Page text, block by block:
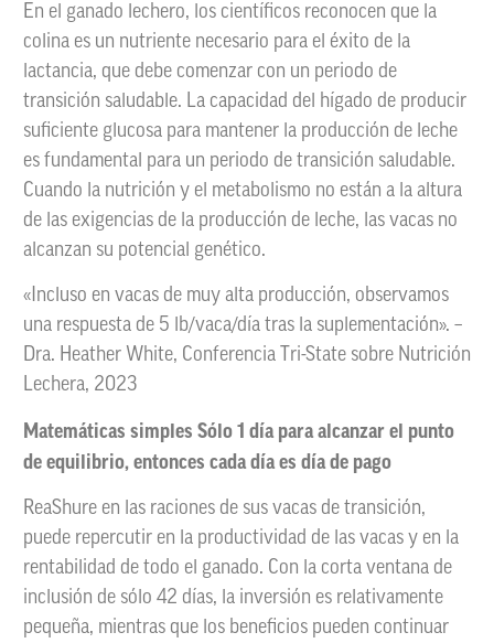
En el ganado lechero, los científicos reconocen que la
colina es un nutriente necesario para el éxito de la
lactancia, que debe comenzar con un periodo de
transición saludable. La capacidad del hígado de producir
suficiente glucosa para mantener la producción de leche
es fundamental para un periodo de transición saludable.
Cuando la nutrición y el metabolismo no están a la altura
de las exigencias de la producción de leche, las vacas no
alcanzan su potencial genético.
«Incluso en vacas de muy alta producción, observamos
una respuesta de 5 lb/vaca/día tras la suplementación». –
Dra. Heather White, Conferencia Tri-State sobre Nutrición
Lechera, 2023
Matemáticas simples Sólo 1 día para alcanzar el punto
de equilibrio, entonces cada día es día de pago
ReaShure en las raciones de sus vacas de transición,
puede repercutir en la productividad de las vacas y en la
rentabilidad de todo el ganado. Con la corta ventana de
inclusión de sólo 42 días, la inversión es relativamente
pequeña, mientras que los beneficios pueden continuar